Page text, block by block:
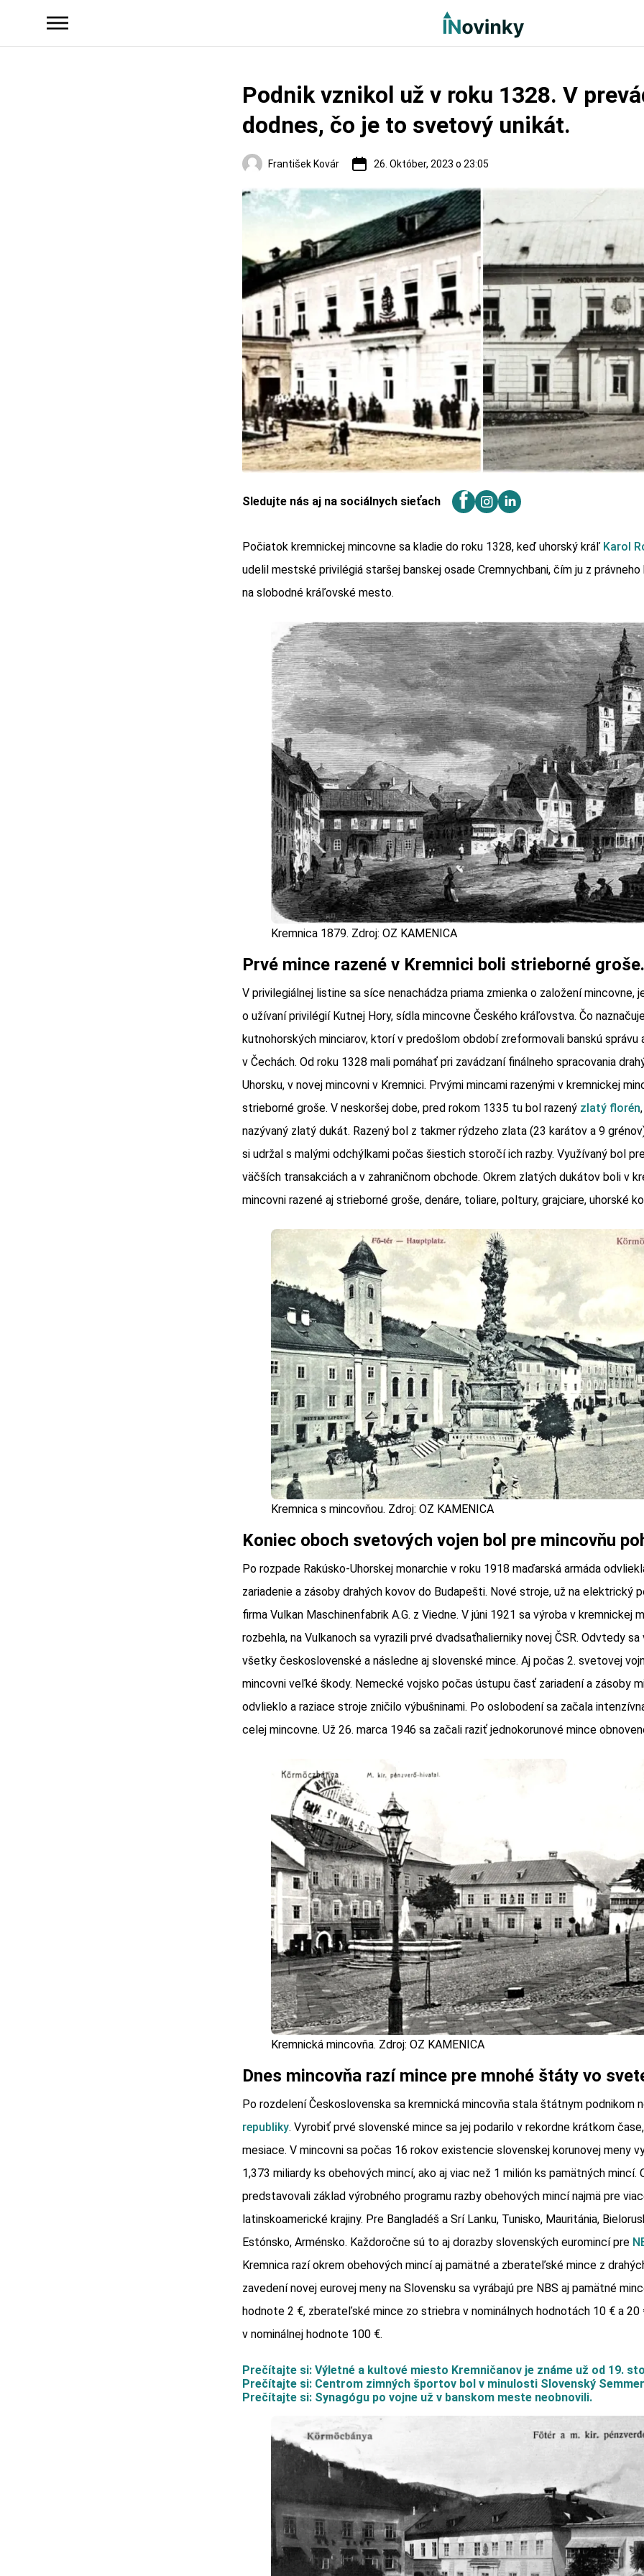
Podnik vznikol už v roku 1328. V
dodnes, čo je to svetový unikát.
František Kovár 26. Október, 2023 o 23:05
Regióny
Sledujte nás aj na sociálnych sieťach
Počiatok kremnickej mincovne sa kladie do roku 1328, keď uhorský kráľ Karol
udelil mestské privilégiá staršej banskej osade Cremnychbani, čím ju z
na slobodné kráľovské mesto.
Kremnica 1879. Zdroj: OZ KAMENICA
Prvé mince razené v Kremnici boli strieborné groše.
V privilegiálnej listine sa síce nenachádza priama zmienka o založení mincovne,
o užívaní privilégií Kutnej Hory, sídla mincovne Českého kráľovstva. Čo
kutnohorských minciarov, ktorí v predošlom období zreformovali banskú správu
v Čechách. Od roku 1328 mali pomáhať pri zavádzaní finálneho spracovania
Uhorsku, v novej mincovni v Kremnici. Prvými mincami razenými v kremnickej
strieborné groše. V neskoršej dobe, pred rokom 1335 tu bol razený zlatý florén
nazývaný zlatý dukát. Razený bol z takmer rýdzeho zlata (23 karátov a 9
si udržal s malými odchýlkami počas šiestich storočí ich razby. Využívaný bol
väčších transakciách a v zahraničnom obchode. Okrem zlatých dukátov boli v
mincovni razené aj strieborné groše, denáre, toliare, poltury, grajciare, uhorské
Kremnica s mincovňou. Zdroj: OZ KAMENICA
Koniec oboch svetových vojen bol pre mincovňu
Po rozpade Rakúsko-Uhorskej monarchie v roku 1918 maďarská armáda
zariadenie a zásoby drahých kovov do Budapešti. Nové stroje, už na elektrický
firma Vulkan Maschinenfabrik A.G. z Viedne. V júni 1921 sa výroba v kremnickej
rozbehla, na Vulkanoch sa vyrazili prvé dvadsaťhalierniky novej ČSR. Odvtedy sa
všetky československé a následne aj slovenské mince. Aj počas 2. svetovej
mincovni veľké škody. Nemecké vojsko počas ústupu časť zariadení a zásoby
odvlieklo a raziace stroje zničilo výbušninami. Po oslobodení sa začala
celej mincovne. Už 26. marca 1946 sa začali raziť jednokorunové mince
Kremnická mincovňa. Zdroj: OZ KAMENICA
Dnes mincovňa razí mince pre mnohé štáty vo
Po rozdelení Československa sa kremnická mincovňa stala štátnym podnikom
republiky. Vyrobiť prvé slovenské mince sa jej podarilo v rekordne krátkom
mesiace. V mincovni sa počas 16 rokov existencie slovenskej korunovej meny
1,373 miliardy ks obehových mincí, ako aj viac než 1 milión ks pamätných mincí.
predstavovali základ výrobného programu razby obehových mincí najmä pre
latinskoamerické krajiny. Pre Bangladéš a Srí Lanku, Tunisko, Mauritánia,
Estónsko, Arménsko. Každoročne sú to aj dorazby slovenských euromincí pre
Kremnica razí okrem obehových mincí aj pamätné a zberateľské mince z
zavedení novej eurovej meny na Slovensku sa vyrábajú pre NBS aj pamätné
hodnote 2 €, zberateľské mince zo striebra v nominálnych hodnotách 10 € a 20
v nominálnej hodnote 100 €.
Prečítajte si: Výletné a kultové miesto Kremničanov je známe už od 19.
Prečítajte si: Centrom zimných športov bol v minulosti Slovenský
Prečítajte si: Synagógu po vojne už v banskom meste neobnovili.